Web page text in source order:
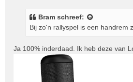
Bram schreef:
Bij zo'n rallyspel is een handrem
Ja 100% inderdaad. Ik heb deze van